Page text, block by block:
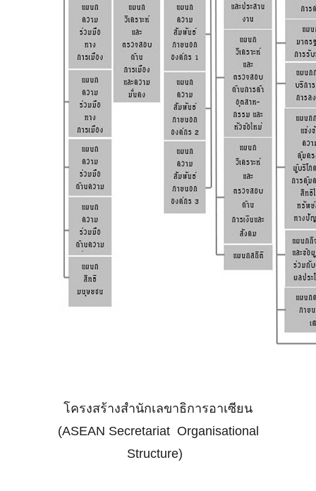
โครงสร้างสำนักเลขาธิการอาเซียน
(ASEAN Secretariat Organisational
Structure)